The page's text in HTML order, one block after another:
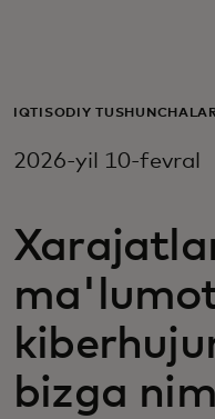
Biznes uchun
Innovatorlar
Yangiliklar va
IQTISODIY
2026-yil 10-fevral
bizga